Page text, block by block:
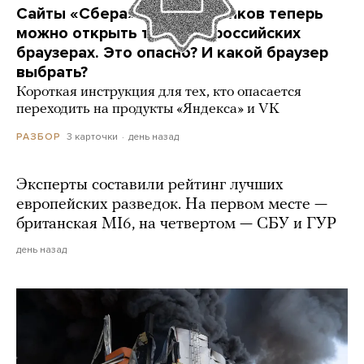
Сайты «Сбера» и других банков теперь
можно открыть только в российских
браузерах. Это опасно? И какой браузер
выбрать?
Короткая инструкция для тех, кто опасается
переходить на продукты «Яндекса» и VK
РАЗБОР 3 карточки день назад
Эксперты составили рейтинг лучших
европейских разведок. На первом месте —
британская MI6, на четвертом — СБУ и ГУР
день назад